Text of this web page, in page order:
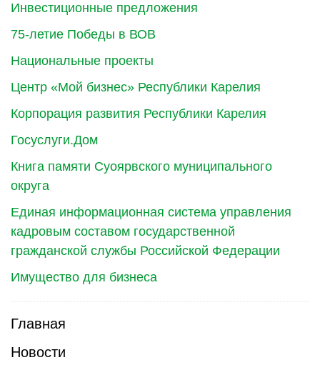
Инвестиционные предложения
75-летие Победы в ВОВ
Национальные проекты
Центр «Мой бизнес» Республики Карелия
Корпорация развития Республики Карелия
Госуслуги.Дом
Книга памяти Суоярвского муниципального
округа
Единая информационная система управления
кадровым составом государственной
гражданской службы Российской Федерации
Имущество для бизнеса
Главная
Новости